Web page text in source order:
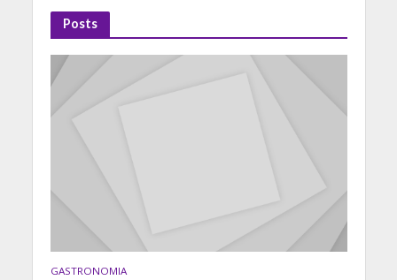
Posts
GASTRONOMIA